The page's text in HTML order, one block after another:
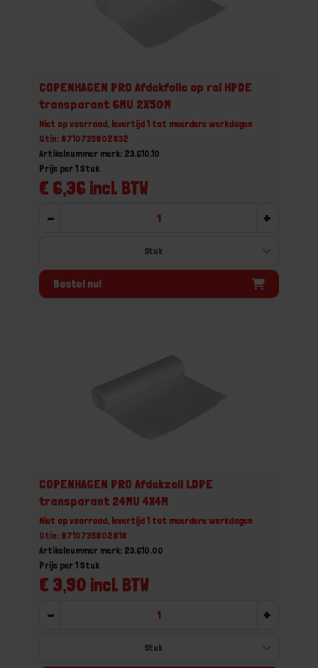
COPENHAGEN PRO Afdekfolie op rol HPDE
transparant 6MU 2X50M
Niet op voorraad, levertijd 1 tot meerdere werkdagen
Gtin: 8710735802832
Artikelnummer merk: 23.610.10
€ 6,36 incl. BTW
Prijs per 1 Stuk
- +
Bestel nu!
COPENHAGEN PRO Afdekzeil LDPE
transparant 24MU 4X4M
Niet op voorraad, levertijd 1 tot meerdere werkdagen
Gtin: 8710735802818
Artikelnummer merk: 23.610.00
€ 3,90 incl. BTW
Prijs per 1 Stuk
- +